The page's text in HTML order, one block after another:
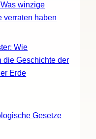
winzige
verraten haben
Wie
die Geschichte der
Erde
Gesetze